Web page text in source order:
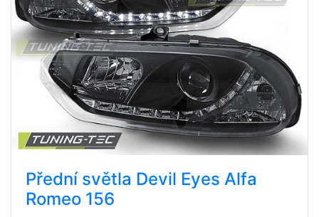
Přední světla Devil Eyes Alfa
Romeo 156